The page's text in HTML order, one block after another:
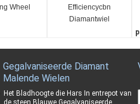
Wheel
Efficiencycbn
Diamantwiel
Gegalvaniseerde Diamant
Malende Wielen
Het Bladhoogte die Hars In entrepot van
de steen Blauwe Gegalvaniseerde